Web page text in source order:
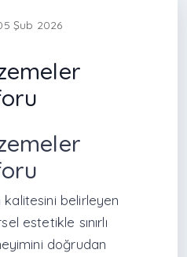
Şub 2026
belirleyen
estetikle sınırlı
doğrudan